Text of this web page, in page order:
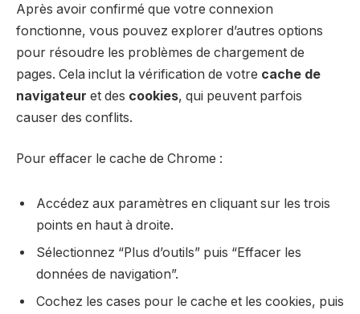
Après avoir confirmé que votre connexion
fonctionne, vous pouvez explorer d’autres options
pour résoudre les problèmes de chargement de
pages. Cela inclut la vérification de votre cache de
navigateur et des cookies, qui peuvent parfois
causer des conflits.
Pour effacer le cache de Chrome :
Accédez aux paramètres en cliquant sur les trois
points en haut à droite.
Sélectionnez “Plus d’outils” puis “Effacer les
données de navigation”.
Cochez les cases pour le cache et les cookies, puis